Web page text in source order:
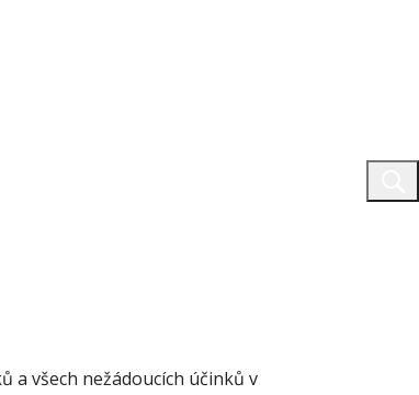
a všech nežádoucích účinků v